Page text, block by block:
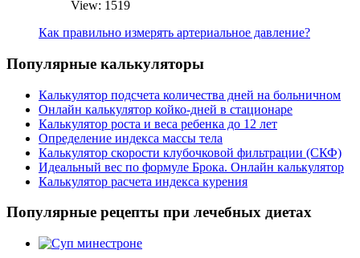
View: 1519
Как правильно измерять артериальное давление?
Популярные калькуляторы
Калькулятор подсчета количества дней на больничном
Онлайн калькулятор койко-дней в стационаре
Калькулятор роста и веса ребенка до 12 лет
Определение индекса массы тела
Калькулятор скорости клубочковой фильтрации (СКФ)
Идеальный вес по формуле Брока. Онлайн калькулятор
Калькулятор расчета индекса курения
Популярные рецепты при лечебных диетах